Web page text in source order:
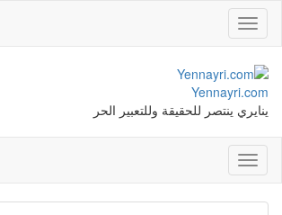
Toggle
navigation
Yennayri.com
ينايري ينتصر للحقيقة وللتعبير الحر
Toggle
navigation